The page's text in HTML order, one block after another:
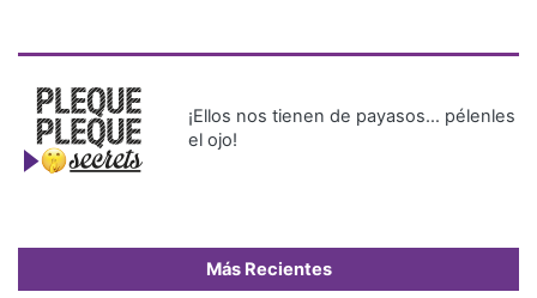
¡Ellos nos tienen de payasos… pélenles
el ojo!
Más Recientes